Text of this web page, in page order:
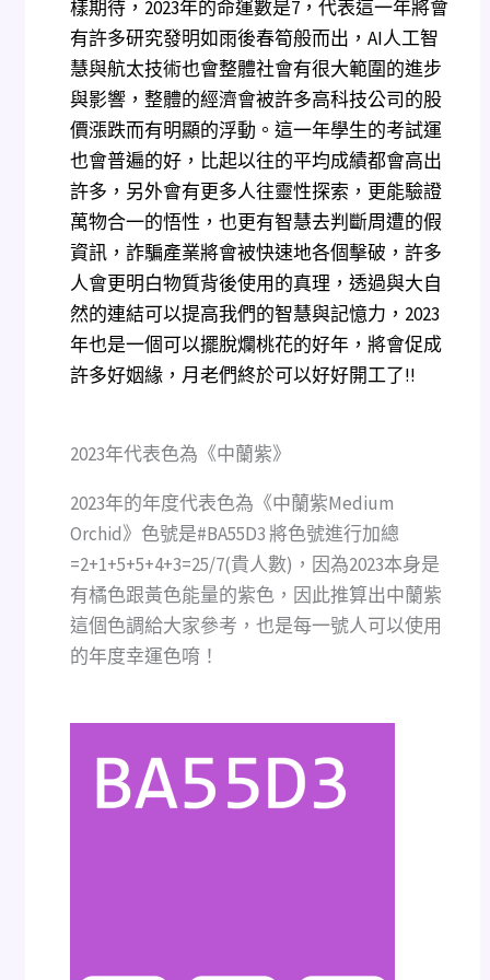
樣期待，2023年的命運數是7，代表這一年將會
有許多研究發明如雨後春筍般而出，AI人工智
慧與航太技術也會整體社會有很大範圍的進步
與影響，整體的經濟會被許多高科技公司的股
價漲跌而有明顯的浮動。這一年學生的考試運
也會普遍的好，比起以往的平均成績都會高出
許多，另外會有更多人往靈性探索，更能驗證
萬物合一的悟性，也更有智慧去判斷周遭的假
資訊，詐騙產業將會被快速地各個擊破，許多
人會更明白物質背後使用的真理，透過與大自
然的連結可以提高我們的智慧與記憶力，2023
年也是一個可以擺脫爛桃花的好年，將會促成
許多好姻緣，月老們終於可以好好開工了!!
2023年代表色為《中蘭紫》
2023年的年度代表色為《中蘭紫Medium
Orchid》色號是#BA55D3 將色號進行加總
=2+1+5+5+4+3=25/7(貴人數)，因為2023本身是
有橘色跟黃色能量的紫色，因此推算出中蘭紫
這個色調給大家參考，也是每一號人可以使用
的年度幸運色唷！